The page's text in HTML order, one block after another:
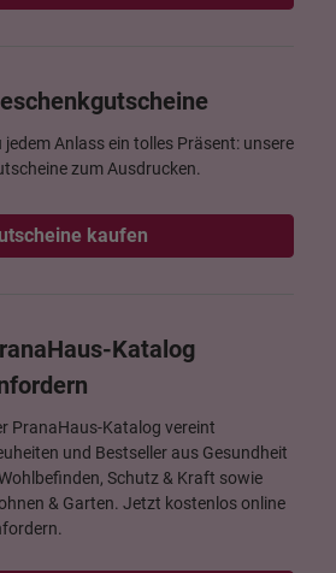
jedem Anlass ein tolles Präsent: unsere
zum Ausdrucken.
kaufen
Katalog
PranaHaus-Katalog vereint
und Bestseller aus Gesundheit
Schutz & Kraft sowie
& Garten. Jetzt kostenlos online